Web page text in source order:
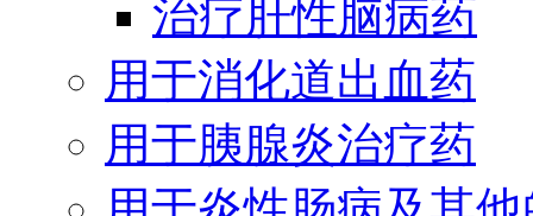
治疗肝性脑病药
用于消化道出血药
用于胰腺炎治疗药